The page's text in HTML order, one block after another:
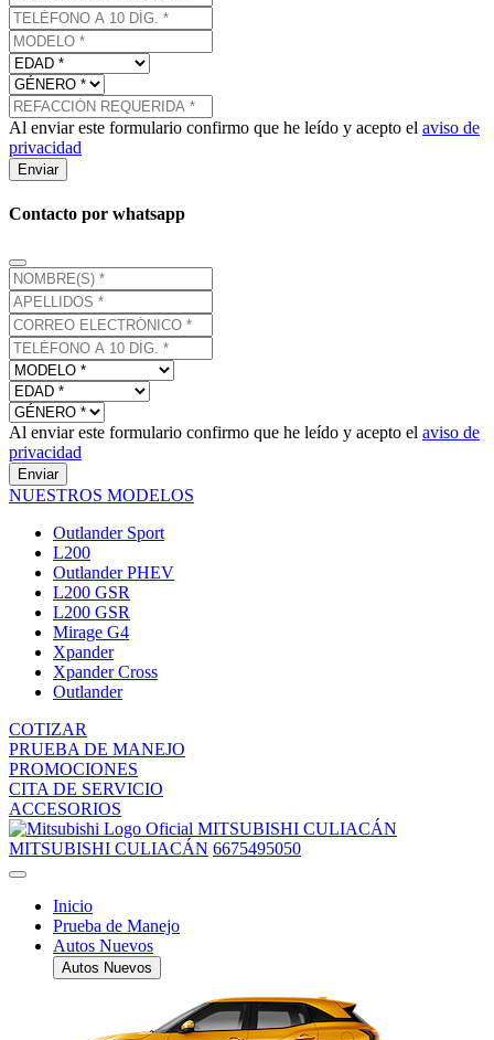
Al enviar este formulario confirmo que he leído y acepto el aviso de
privacidad
Enviar
Contacto por whatsapp
Al enviar este formulario confirmo que he leído y acepto el aviso de
privacidad
Enviar
NUESTROS MODELOS
Outlander Sport
L200
Outlander PHEV
L200 GSR
L200 GSR
Mirage G4
Xpander
Xpander Cross
Outlander
COTIZAR
PRUEBA DE MANEJO
PROMOCIONES
CITA DE SERVICIO
ACCESORIOS
MITSUBISHI CULIACÁN
MITSUBISHI CULIACÁN 6675495050
Inicio
Prueba de Manejo
Autos Nuevos
Autos Nuevos